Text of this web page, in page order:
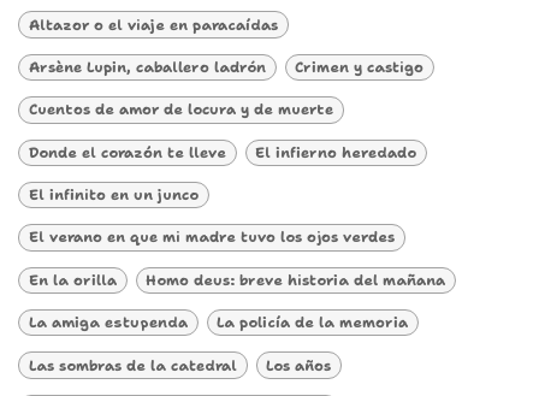
Altazor o el viaje en paracaídas
Arsène Lupin, caballero ladrón Crimen y castigo
Cuentos de amor de locura y de muerte
Donde el corazón te lleve El infierno heredado
El infinito en un junco
El verano en que mi madre tuvo los ojos verdes
En la orilla Homo deus: breve historia del mañana
La amiga estupenda La policía de la memoria
Las sombras de la catedral Los años